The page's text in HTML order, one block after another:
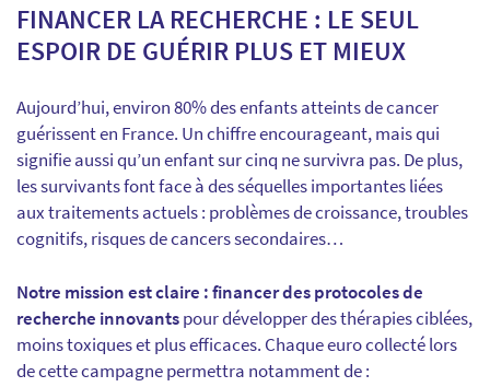
FINANCER LA RECHERCHE : LE SEUL
ESPOIR DE GUÉRIR PLUS ET MIEUX
Aujourd’hui, environ 80% des enfants atteints de cancer
guérissent en France. Un chiffre encourageant, mais qui
signifie aussi qu’un enfant sur cinq ne survivra pas. De plus,
les survivants font face à des séquelles importantes liées
aux traitements actuels : problèmes de croissance, troubles
cognitifs, risques de cancers secondaires…
Notre mission est claire : financer des protocoles de
recherche innovantspour développer des thérapies ciblées,
moins toxiques et plus efficaces. Chaque euro collecté lors
de cette campagne permettra notamment de :